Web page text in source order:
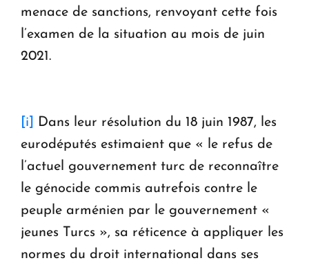
menace de sanctions, renvoyant cette fois
l’examen de la situation au mois de juin
2021.
[i]
Dans leur résolution du 18 juin 1987, les
eurodéputés estimaient que « le refus de
l’actuel gouvernement turc de reconnaître
le génocide commis autrefois contre le
peuple arménien par le gouvernement «
jeunes Turcs », sa réticence à appliquer les
normes du droit international dans ses